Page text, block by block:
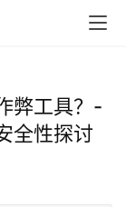
弊工具？-
全性探讨